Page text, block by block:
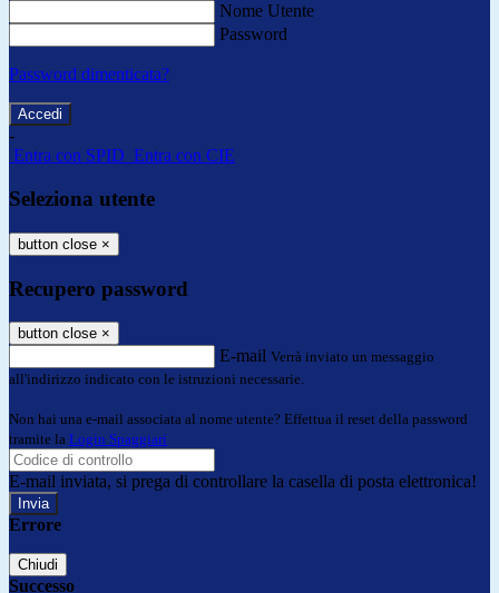
Nome Utente
Password
Password dimenticata?
-
Entra con SPID Entra con CIE
Seleziona utente
button close ×
Recupero password
button close ×
E-mail Verrà inviato un messaggio
all'indirizzo indicato con le istruzioni necessarie.
Non hai una e-mail associata al nome utente? Effettua il reset della password
tramite la Login Spaggiari
E-mail inviata, si prega di controllare la casella di posta elettronica!
Errore
Chiudi
Successo